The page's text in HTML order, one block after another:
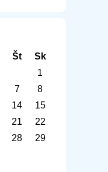
Št
Sk
1
7
8
14
15
21
22
28
29